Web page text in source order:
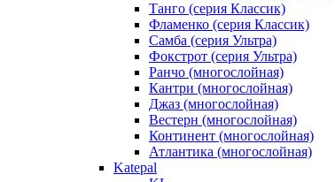
Танго (серия Классик)
Фламенко (серия Классик)
Самба (серия Ультра)
Фокстрот (серия Ультра)
Ранчо (многослойная)
Кантри (многослойная)
Джаз (многослойная)
Вестерн (многослойная)
Континент (многослойная)
Атлантика (многослойная)
Katepal